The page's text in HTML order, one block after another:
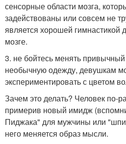
сенсорные области мозга,
задействованы или совсем не
является хорошей гимнастикой
мозге.
3. не бойтесь менять
необычную одежду, девушкам
экспериментировать с цветом
Зачем это делать? Человек по-
примерив новый имидж
Пиджака" для мужчины или
него меняется образ мысли.